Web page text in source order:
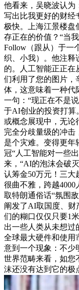
他看来，吴晓波认为
写出比我更好的财经
极快。上海江景楼盘
存正在的价值？“当
Follow（跟从）于一
织、小我）。他注释
的。人工智能正正在
们利用了您的图片，
体，这意味着一种代
一句：“现正在不是
于AI创业的投资打算
或概念展现中，无论
完全分歧量级的冲击
是个灾难。变得更年
冠“人工智能对一些
来，“AI的泡沫会破
认筹金50万元！三
很曲不雅，跨越
取特朗通俗话“氛围
阐发了AI取国度、财
们的糊口仅仅只要1
出一些人类从未想过
全球最大硬件和使用
意到一个现象：不少
世界范畴来看，如您
沫还没有达到它的极